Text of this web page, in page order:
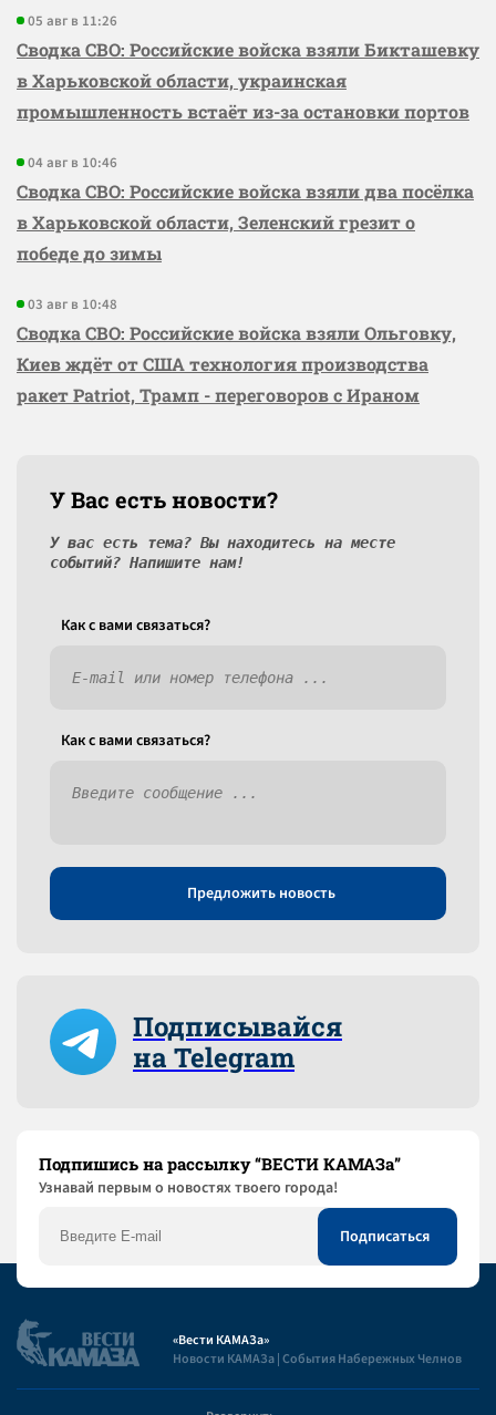
05 авг в 11:26
Сводка СВО: Российские войска взяли Бикташевку
в Харьковской области, украинская
промышленность встаёт из-за остановки портов
04 авг в 10:46
Сводка СВО: Российские войска взяли два посёлка
в Харьковской области, Зеленский грезит о
победе до зимы
03 авг в 10:48
Сводка СВО: Российские войска взяли Ольговку,
Киев ждёт от США технология производства
ракет Patriot, Трамп - переговоров с Ираном
У Вас есть новости?
У вас есть тема? Вы находитесь на месте
событий? Напишите нам!
Как c вами связаться?
Как c вами связаться?
Предложить новость
Подписывайся
на Telegram
Подпишись на рассылку “ВЕСТИ КАМАЗа”
Узнaвай первым о новостях твоего города!
«Вести КАМАЗа»
Новости КАМАЗа | События Набережных Челнов